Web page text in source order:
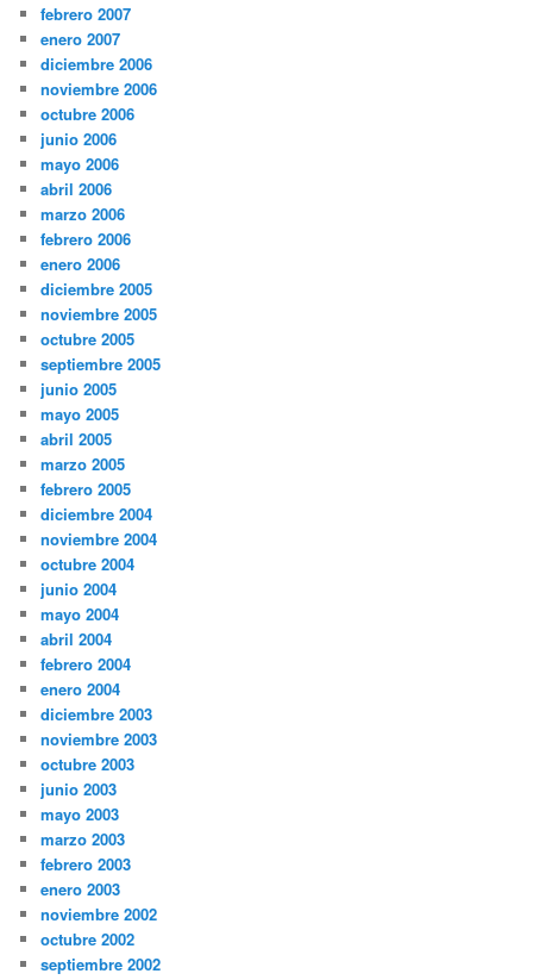
febrero 2007
enero 2007
diciembre 2006
noviembre 2006
octubre 2006
junio 2006
mayo 2006
abril 2006
marzo 2006
febrero 2006
enero 2006
diciembre 2005
noviembre 2005
octubre 2005
septiembre 2005
junio 2005
mayo 2005
abril 2005
marzo 2005
febrero 2005
diciembre 2004
noviembre 2004
octubre 2004
junio 2004
mayo 2004
abril 2004
febrero 2004
enero 2004
diciembre 2003
noviembre 2003
octubre 2003
junio 2003
mayo 2003
marzo 2003
febrero 2003
enero 2003
noviembre 2002
octubre 2002
septiembre 2002